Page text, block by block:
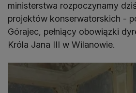
ministerstwa rozpoczynamy
projektów konserwatorskich -
Górajec, pełniący obowiązki
Króla Jana III w Wilanowie.